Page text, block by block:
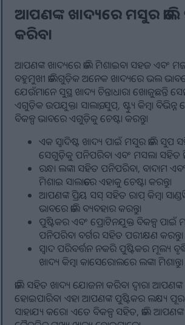
ଆପଣଙ୍କ ଖାଦ୍ୟରେ ମସୁର
କରିବା
ଆପଣଙ୍କ ଖାଦ୍ୟରେ ଡାଲି ମିଶାଇବା ସହଜ ଏବଂ
ବହୁମୁଖୀ ଡାଲିଗୁଡ଼ିକ ଅନେକ ଖାଦ୍ୟରେ ଭଲ
ଯେଉଁମାନେ ସୁସ୍ଥ ଖାଦ୍ୟ ଚିନ୍ତାଧାରା ଖୋଜୁଛନ୍ତି
ଏଗୁଡ଼ିକ ଉପଯୁକ୍ତ। ସାଲାଡ, ସୁପ୍, ଷ୍ଟ୍ୟୁ କିମ୍ବା
ବିକଳ୍ପ ଭାବରେ ଏଗୁଡ଼ିକୁ ଚେଷ୍ଟା କରନ୍ତୁ।
ଏକ ସ୍ୱାଦିଷ୍ଟ ଖାଦ୍ୟ ପାଇଁ ମସୁର ଡାଲି ସୁପ
ସେଗୁଡ଼ିକୁ ପନିପରିବା ଏବଂ ମସଲା ସହିତ
ରନ୍ଧା ଲଙ୍କା ସହିତ ପନିପରିବା, ବାଦାମ ଏବଂ
ମିଶାଇ ସାଲାଡରେ ଏହାକୁ ଚେଷ୍ଟା କରନ୍ତୁ।
ଆପଣଙ୍କ ପ୍ରିୟ ସସ୍ ସହିତ ରାପ୍ କିମ୍ବା
ଭାବରେ ଡାଲି ବ୍ୟବହାର କରନ୍ତୁ।
ପୁଷ୍ଟିକର ଏବଂ ପ୍ରୋଟିନଯୁକ୍ତ ବିକଳ୍ପ ପାଇଁ
ପନିପରିବା ବର୍ଗର ସହିତ ପରୀକ୍ଷଣ କରନ୍ତୁ।
ସ୍ୱାଦ ପରିବର୍ତ୍ତନ ନକରି ପୁଷ୍ଟିକର ମୂଲ୍ୟ
ଖାଦ୍ୟ କିମ୍ବା କାସେରୋଲରେ ଲଙ୍କା ମିଶାନ୍ତୁ।
ଡାଲି ସହିତ ଖାଦ୍ୟ ଯୋଜନା କରିବା ଦ୍ଵାରା
ହୋଇପାରିବ। ଏହା ଆପଣଙ୍କ ପୁଷ୍ଟିକର ଲକ୍ଷ୍ୟ
ସାହାଯ୍ୟ କରେ। ଏତେ ବିକଳ୍ପ ସହିତ, ଡାଲି